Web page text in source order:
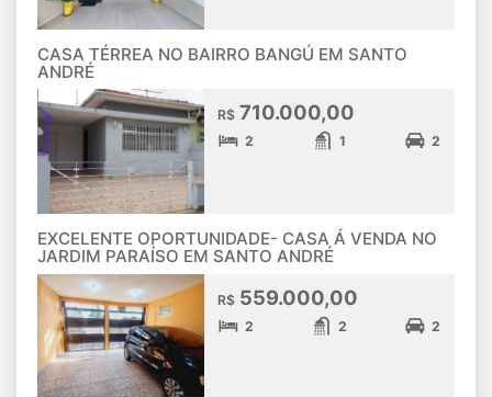
CASA TÉRREA NO BAIRRO BANGÚ EM SANTO
ANDRÉ
R$ 710.000,00
2 1 2
EXCELENTE OPORTUNIDADE- CASA Á VENDA NO
JARDIM PARAÍSO EM SANTO ANDRÉ
R$ 559.000,00
2 2 2